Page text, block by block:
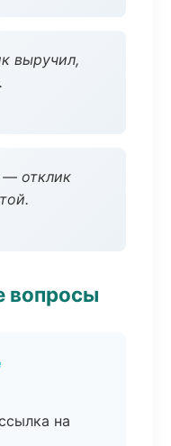
выручил,
— отклик
вопросы
на